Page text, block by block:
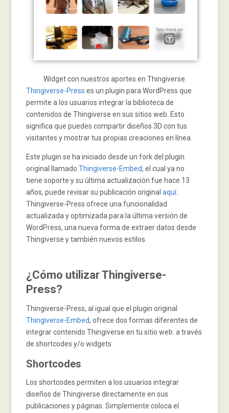
Widget con nuestros aportes en Thingiverse
Thingiverse-Press es un plugin para WordPress que
permite a los usuarios integrar la biblioteca de
contenidos de Thingiverse en sus sitios web. Esto
significa que puedes compartir diseños 3D con tus
visitantes y mostrar tus propias creaciones en línea.
Este plugin se ha iniciado desde un fork del plugin
original llamadoThingiverse-Embed, el cual ya no
tiene soporte y su última actualización fue hace 13
años, puede revisar su publicación originalaquí.
Thingiverse-Press ofrece una funcionalidad
actualizada y optimizada para la última versión de
WordPress, una nueva forma de extraer datos desde
Thingiverse y también nuevos estilos.
¿Cómo utilizar Thingiverse-
Press?
Thingiverse-Press, al igual que el plugin original
Thingiverse-Embed, ofrece dos formas diferentes de
integrar contenido Thingiverse en tu sitio web: a través
de shortcodes y/o widgets
Shortcodes
Los shortcodes permiten a los usuarios integrar
diseños de Thingiverse directamente en sus
publicaciones y páginas. Simplemente coloca el